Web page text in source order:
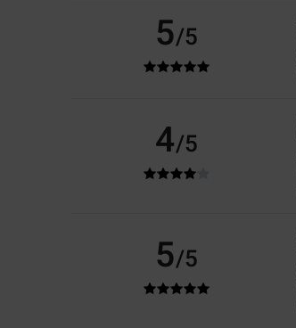
5/5
4/5
5/5